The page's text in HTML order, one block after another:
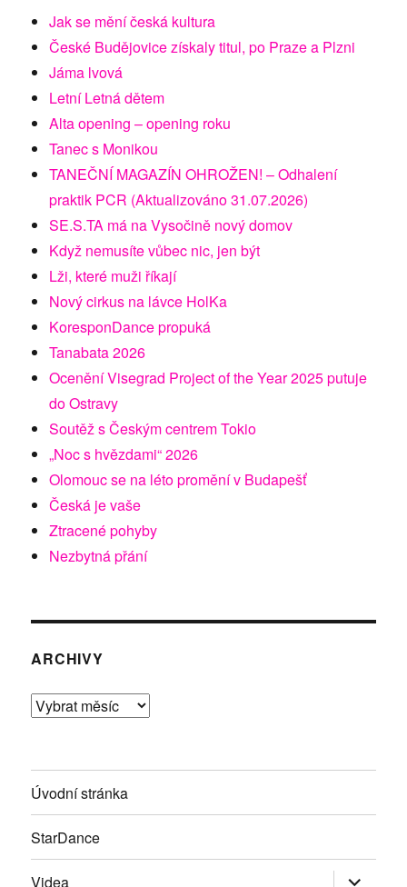
Jak se mění česká kultura
České Budějovice získaly titul, po Praze a Plzni
Jáma lvová
Letní Letná dětem
Alta opening – opening roku
Tanec s Monikou
TANEČNÍ MAGAZÍN OHROŽEN! – Odhalení
praktik PCR (Aktualizováno 31.07.2026)
SE.S.TA má na Vysočině nový domov
Když nemusíte vůbec nic, jen být
Lži, které muži říkají
Nový cirkus na lávce HolKa
KoresponDance propuká
Tanabata 2026
Ocenění Visegrad Project of the Year 2025 putuje
do Ostravy
Soutěž s Českým centrem Tokio
„Noc s hvězdami“ 2026
Olomouc se na léto promění v Budapešť
Česká je vaše
Ztracené pohyby
Nezbytná přání
ARCHIVY
Archivy
Úvodní stránka
StarDance
Videa Zobrazit